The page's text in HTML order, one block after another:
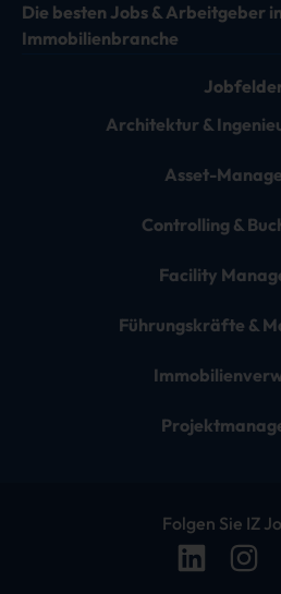
Die besten Jobs & Arbeitgeber
Immobilienbranche
Architektur &
Asset-
Controlling &
Facility
Führungskräfte &
Folgen Sie IZ